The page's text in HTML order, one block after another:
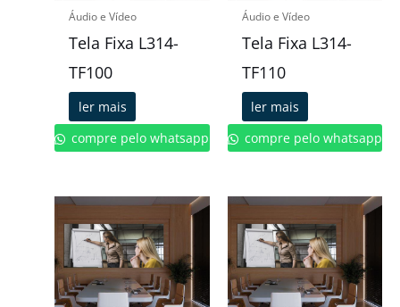
Áudio e Vídeo
Tela Fixa L314-
TF100
ler mais
compre pelo whatsapp
Áudio e Vídeo
Tela Fixa L314-
TF110
ler mais
compre pelo whatsapp